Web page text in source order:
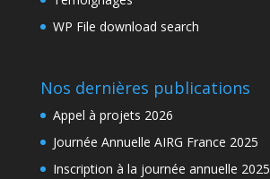
WP File download search
Nos dernières publications
Appel à projets 2026
Journée Annuelle AIRG France 2025
Inscription à la journée annuelle 2025